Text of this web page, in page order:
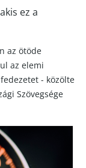
ez a
az ötöde
az elemi
- közölte
Szövegsége